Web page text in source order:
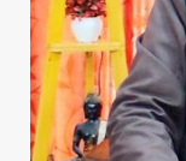
A
p
p